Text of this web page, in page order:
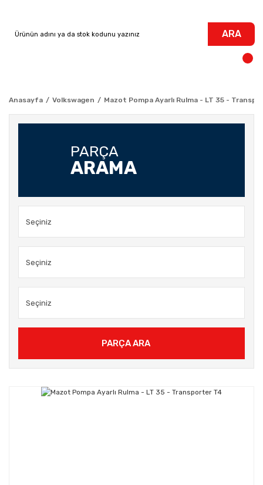
ARA
Anasayfa Volkswagen Mazot Pompa Ayarlı Rulma - LT 35 -
PARÇA
ARAMA
PARÇA ARA